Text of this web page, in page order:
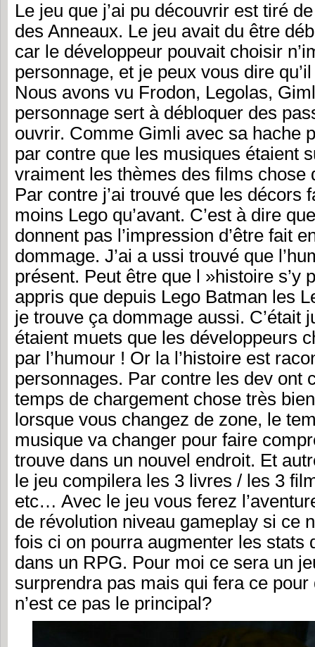
Le jeu que j’ai pu découvrir est tiré
des Anneaux. Le jeu avait du être
car le développeur pouvait choisir
personnage, et je peux vous dire
Nous avons vu Frodon, Legolas,
personnage sert à débloquer des
ouvrir. Comme Gimli avec sa hache
par contre que les musiques étaient
vraiment les thèmes des films chose
Par contre j’ai trouvé que les décors
moins Lego qu’avant. C’est à dire
donnent pas l’impression d’être fait
dommage. J’ai a ussi trouvé que
présent. Peut être que l »histoire s’y
appris que depuis Lego Batman les
je trouve ça dommage aussi. C’était
étaient muets que les développeurs
par l’humour ! Or la l’histoire est
personnages. Par contre les dev ont
temps de chargement chose très
lorsque vous changez de zone, le
musique va changer pour faire
trouve dans un nouvel endroit. Et
le jeu compilera les 3 livres / les 3
etc… Avec le jeu vous ferez
de révolution niveau gameplay si ce
fois ci on pourra augmenter les stats
dans un RPG. Pour moi ce sera un
surprendra pas mais qui fera ce pour
n’est ce pas le principal?